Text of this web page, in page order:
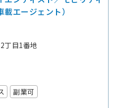
エージェント）
丁目1番地
副業可